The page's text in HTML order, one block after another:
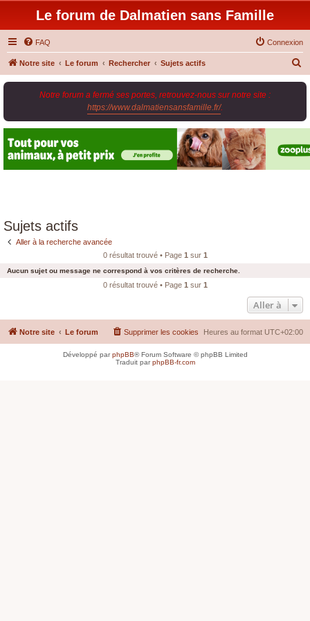
Le forum de Dalmatien sans Famille
FAQ Connexion
Notre site Le forum Rechercher Sujets actifs
e
r
Notre forum a fermé ses portes, retrouvez-nous sur notre site :
https://www.dalmatiensansfamille.fr/.
Sujets actifs
Aller à la recherche avancée
0 résultat trouvé • Page 1 sur 1
Aucun sujet ou message ne correspond à vos critères de recherche.
0 résultat trouvé • Page 1 sur 1
Aller à
Notre site Le forum Heures au format UTC+02:00
Supprimer les cookies
Développé parphpBB® Forum Software © phpBB Limited
Traduit parphpBB-fr.com